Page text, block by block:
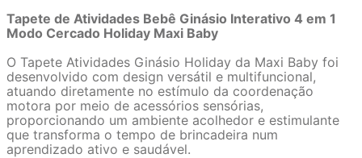
Tapete de Atividades Bebê Ginásio Interativo 4 em 1
Modo Cercado Holiday Maxi Baby
O Tapete Atividades Ginásio Holiday da Maxi Baby foi
desenvolvido com design versátil e multifuncional,
atuando diretamente no estímulo da coordenação
motora por meio de acessórios sensórias,
proporcionando um ambiente acolhedor e estimulante
que transforma o tempo de brincadeira num
aprendizado ativo e saudável.